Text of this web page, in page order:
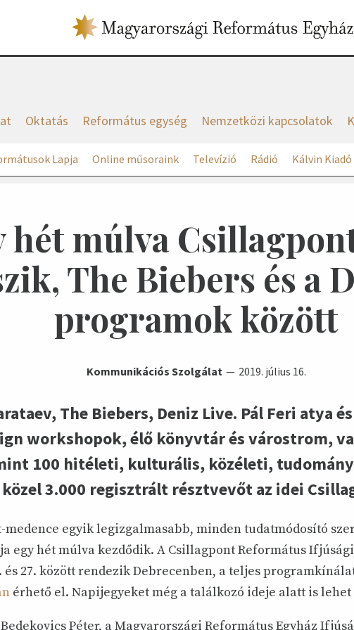
Oktatás Református egység Nemzetközi kapcsolatok
Lapja Online műsoraink Televízió Rádió Kálvin Kiadó
hét múlva
The Biebers és a
programok között
Kommunikációs Szolgálat 2019. július 16.
The Biebers, Deniz Live. Pál Feri atya
workshopok, élő könyvtár és várostrom,
100 hitéleti, kulturális, közéleti,
3.000 regisztrált résztvevőt az idei
medence egyik legizgalmasabb, minden tudatmódosító
egy hét múlva kezdődik. A Csillagpont Református
és 27. között rendezik Debrecenben, a teljes
érhető el. Napijegyeket még a találkozó ideje alatt is
Péter, a Magyarországi Református Egyház